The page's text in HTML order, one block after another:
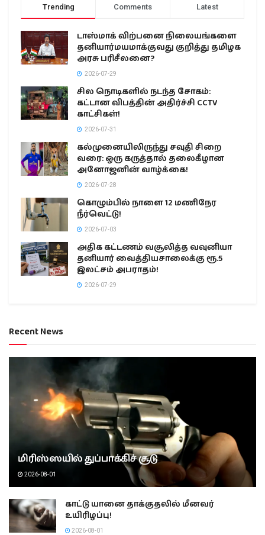
Trending Comments Latest
டாஸ்மாக் விற்பனை நிலையங்களை
தனியார்மயமாக்குவது குறித்து தமிழக
அரசு பரிசீலனை?
2026-07-29
சில நொடிகளில் நடந்த சோகம்:
கட்டான விபத்தின் அதிர்ச்சி CCTV
காட்சிகள்!
2026-07-31
கல்முனையிலிருந்து சவுதி சிறை
வரை: ஒரு கருத்தால் தலைகீழான
அனோஜனின் வாழ்க்கை!
2026-07-28
கொழும்பில் நாளை 12 மணிநேர
நீர்வெட்டு!
2026-07-03
அதிக கட்டணம் வசூலித்த வவுனியா
தனியார் வைத்தியசாலைக்கு ரூ.5
இலட்சம் அபராதம்!
2026-07-29
Recent News
மிரிஸ்ஸயில் துப்பாக்கிச் சூடு
2026-08-01
காட்டு யானை தாக்குதலில் மீனவர்
உயிரிழப்பு!
2026-08-01